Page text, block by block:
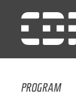
PROGRAM